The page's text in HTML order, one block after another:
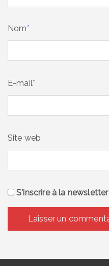
Nom*
E-mail*
Site web
S'inscrire à la newsletter